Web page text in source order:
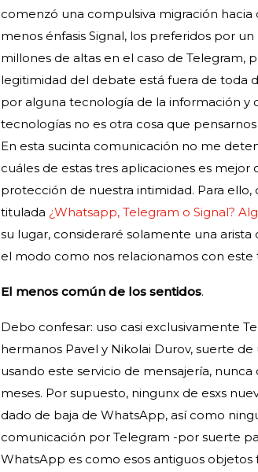
comenzó una compulsiva migración hacia
menos énfasis Signal, los preferidos por
millones de altas en el caso de Telegram,
legitimidad del debate está fuera de toda
por alguna tecnología de la información y
tecnologías no es otra cosa que
En esta sucinta comunicación no me
cuáles de estas tres aplicaciones es
protección de nuestra intimidad. Para
titulada ¿Whatsapp, Telegram o Signal?
su lugar, consideraré solamente una
el modo como nos relacionamos con
El menos común de los sentidos.
Debo confesar: uso casi exclusivamente
hermanos Pavel y Nikolai Durov, suerte
usando este servicio de mensajería,
meses. Por supuesto, ningunx de esxs
dado de baja de WhatsApp, así como
comunicación por Telegram -por suerte
WhatsApp es como esos antiguos